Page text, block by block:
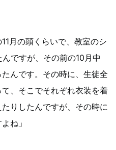
月の頭くらいで、教室のシ
ですが、その前の10月中
んです。その時に、生徒全
、そこでそれぞれ衣装を着
りしたんですが、その時に
ね」